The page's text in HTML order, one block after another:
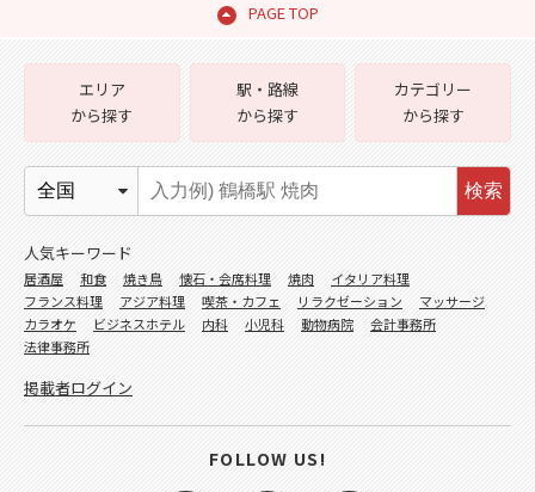
PAGE TOP
エリア
から探す
駅・路線
から探す
カテゴリー
から探す
検索
人気キーワード
居酒屋 和食 焼き鳥 懐石・会席料理 焼肉
イタリア料理
フランス料理
アジア料理 喫茶・カフェ リラクゼーション
マッサージ
カラオケ
ビジネスホテル 内科 小児科 動物病院
会計事務所
法律事務所
掲載者ログイン
FOLLOW US!